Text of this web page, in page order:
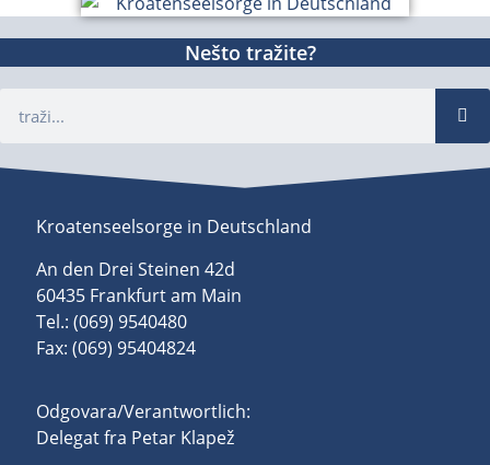
Nešto tražite?
Kroatenseelsorge in Deutschland
An den Drei Steinen 42d
60435 Frankfurt am Main
Tel.: (069) 9540480
Fax: (069) 95404824
Odgovara/Verantwortlich:
Delegat fra Petar Klapež